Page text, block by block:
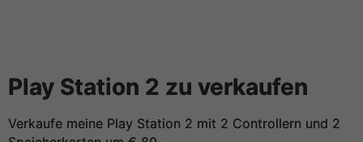
Play Station 2 zu verkaufen
Verkaufe meine Play Station 2 mit 2 Controllern und 2